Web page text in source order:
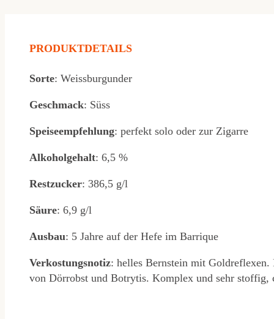
PRODUKTDETAILS
Sorte: Weissburgunder
Geschmack: Süss
Speiseempfehlung: perfekt solo oder zur Zigarre
Alkoholgehalt: 6,5 %
Restzucker: 386,5 g/l
Säure: 6,9 g/l
Ausbau: 5 Jahre auf der Hefe im Barrique
Verkostungsnotiz: helles Bernstein mit
von Dörrobst und Botrytis. Komplex und sehr stoffig,